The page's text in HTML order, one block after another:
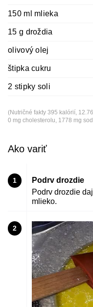
150 ml mlieka
15 g droždia
olivový olej
štipka cukru
2 stipky soli
(Nutričné fakty 395 kalórií,
0 mg cholesterolu, 1778 mg
Ako variť
1
Podrv drozdie
Podrv drozdie
mlieko.
2